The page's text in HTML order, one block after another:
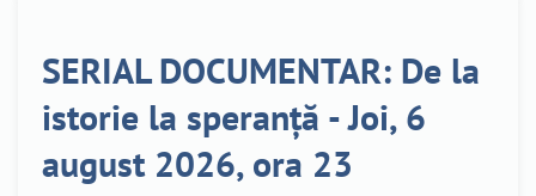
SERIAL DOCUMENTAR: De la
istorie la speranță - Joi, 6
august 2026, ora 23